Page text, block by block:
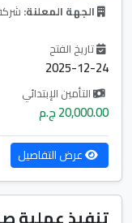
الجهة المعلنة:
تاريخ الفتح
2025-12-24
التأمين الإبتدائي
20,000.00 ج.م
عرض التفاصيل